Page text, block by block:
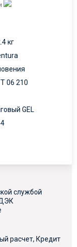
кг
06 210
GEL
службой
расчет, Кредит